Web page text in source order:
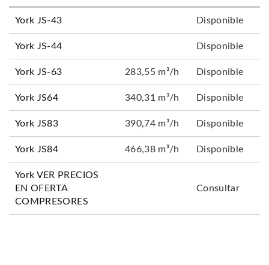
York JS-43 Disponible
York JS-44 Disponible
York JS-63 283,55 m³/h Disponible
York JS64 340,31 m³/h Disponible
York JS83 390,74 m³/h Disponible
York JS84 466,38 m³/h Disponible
York VER PRECIOS
EN OFERTA
COMPRESORES
Consultar